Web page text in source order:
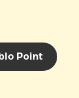
Point